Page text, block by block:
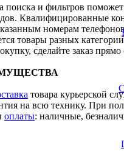
поиска и фильтров
Квалифицированные
номерам
товары разных
сделайте заказ
товара курьерской
на всю технику. При
оплаты: наличные,